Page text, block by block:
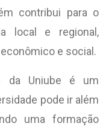
contribui para o
local e regional,
e social.
da Uniube é um
pode ir além
uma formação